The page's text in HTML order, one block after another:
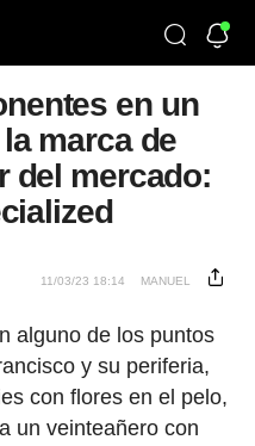
en un
marca de
del mercado:
11/03/23 18:14 MANUEL
alguno de los puntos
y su periferia,
con flores en el pelo,
un veinteañero con